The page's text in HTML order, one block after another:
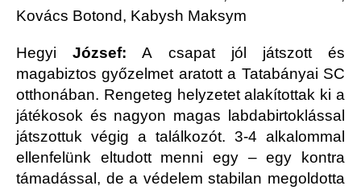
Kovács Botond, Kabysh Maksym
HegyiJózsef:
A csapat jól játszott és
magabiztos győzelmet aratott a Tatabányai SC
otthonában. Rengeteg helyzetet alakítottak ki a
játékosok és nagyon magas labdabirtoklással
játszottuk végig a találkozót. 3-4 alkalommal
ellenfelünk eltudott menni egy – egy kontra
támadással, de a védelem stabilan megoldotta